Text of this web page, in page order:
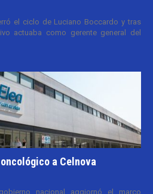
el ciclo de Luciano Boccardo y tras
actuaba como gerente general del
a Celnova
nacional aggiornó el marco